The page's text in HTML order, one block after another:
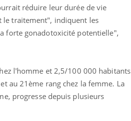
réduire leur durée de vie
le traitement", indiquent les
forte gonadotoxicité potentielle",
l'homme et 2,5/100 000 habitants
au 21ème rang chez la femme. La
progresse depuis plusieurs